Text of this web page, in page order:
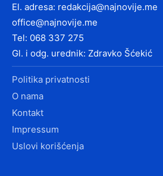
El. adresa: redakcija@najnovije.me
office@najnovije.me
Tel: 068 337 275
Gl. i odg. urednik: Zdravko Šćekić
Politika privatnosti
O nama
Kontakt
Impressum
Uslovi korišćenja